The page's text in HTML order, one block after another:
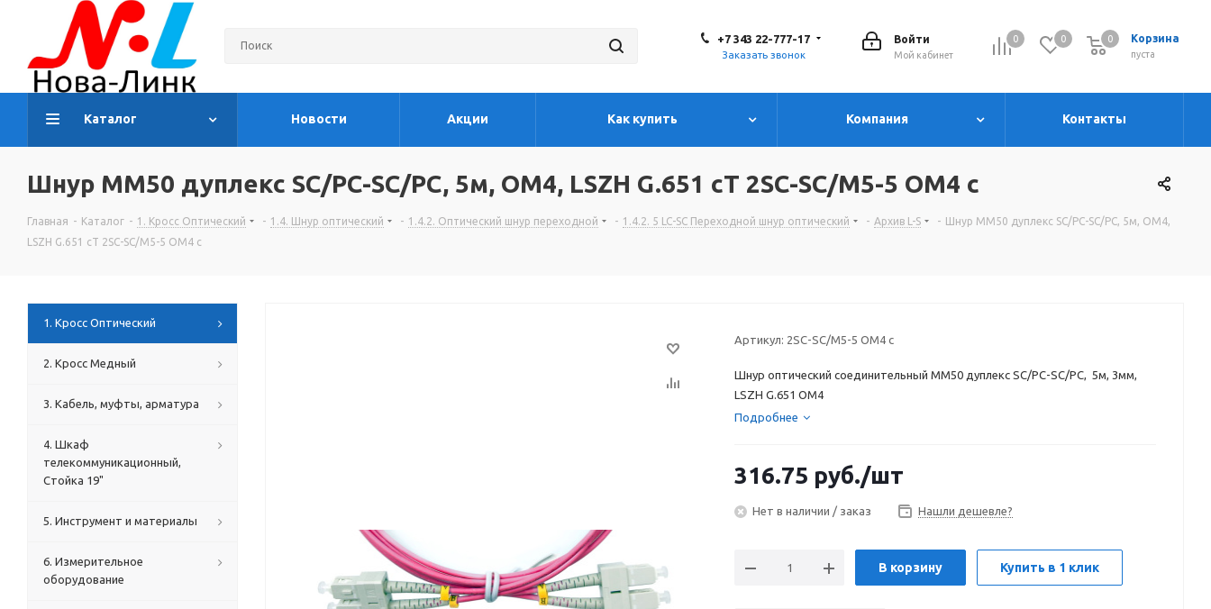
0 0 Корзина
0
пуста
0
Войти
Мой кабинет
+7 343 22-777-17
Заказать звонок
Каталог Новости Акции Как купить Компания Контакты
Шнур MM50 дуплекс SC/PC-SC/PC, 5м, OM4, LSZH G.651 cT 2SC-SC/M5-5 ОМ4 c
Главная - Каталог - 1. Кросс Оптический - 1.4. Шнур оптический - 1.4.2. Оптический шнур переходной - 1.4.2. 5 LC-SC Переходной шнур оптический - Архив L-S - Шнур MM50 дуплекс SC/PC-SC/PC, 5м, OM4,
LSZH G.651 cT 2SC-SC/M5-5 ОМ4 c
Артикул: 2SC-SC/M5-5 ОМ4 c
Шнур оптический соединительный MM50 дуплекс SC/PC-SC/PC, 5м, 3мм,
LSZH G.651 ОМ4
Подробнее
316.75 руб./шт
Нет в наличии / заказ Нашли дешевле?
В корзину Купить в 1 клик
1. Кросс Оптический
2. Кросс Медный
3. Кабель, муфты, арматура
4. Шкаф
телекоммуникационный,
Стойка 19"
5. Инструмент и материалы
6. Измерительное
оборудование